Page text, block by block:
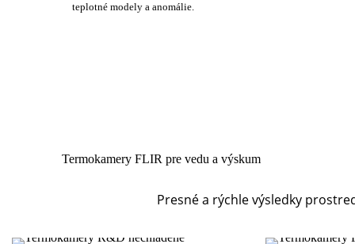
teplotné modely a anomálie.
Termokamery FLIR pre vedu a výskum
Presné a rýchle výsledky